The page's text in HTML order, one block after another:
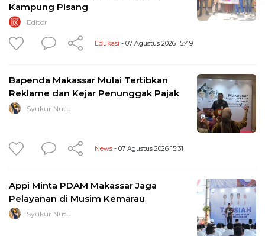
Kampung Pisang
Editor
Edukasi - 07 Agustus 2026 15:49
Bapenda Makassar Mulai Tertibkan
Reklame dan Kejar Penunggak Pajak
Syukur Nutu
News - 07 Agustus 2026 15:31
Appi Minta PDAM Makassar Jaga
Pelayanan di Musim Kemarau
Syukur Nutu